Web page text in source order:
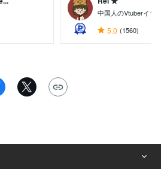
中国人のVtuberイラ
5.0 (1560)